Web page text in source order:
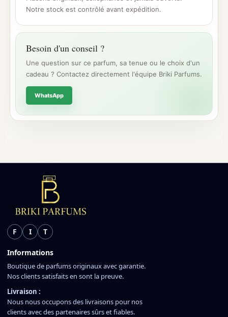
Notre stock est contrôlé avant expédition.
Besoin d'un conseil ?
Une question sur ce parfum, sa tenue ou le choix d'un
cadeau ? Contactez directement l'équipe Briki Parfums.
WhatsApp
F I T
Informations
Boutique de parfums originaux avec garantie.
Nos clients satisfaits en sont la preuve.
Livraison :
Nous nous occupons des livraisons pour nos
clients avec des partenaires sûrs et fiables.